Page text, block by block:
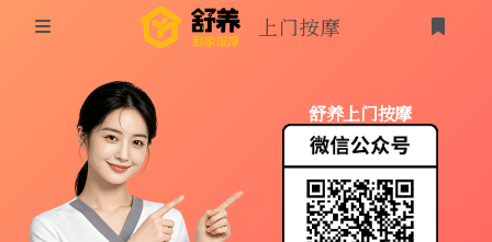
同城按摩
上门按摩
上门按摩
登录
舒养上门按摩